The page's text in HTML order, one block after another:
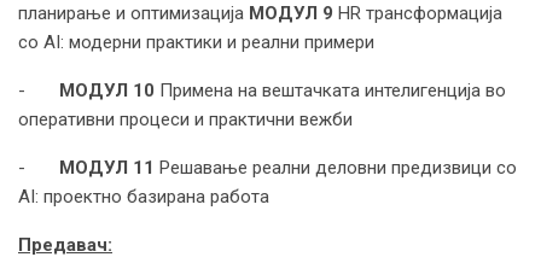
планирање и оптимизација МОДУЛ 9 HR трансформација
со AI: модерни практики и реални примери
- МОДУЛ 10 Примена на вештачката интелигенција во
оперативни процеси и практични вежби
- МОДУЛ 11 Решавање реални деловни предизвици со
AI: проектно базирана работа
Предавач: